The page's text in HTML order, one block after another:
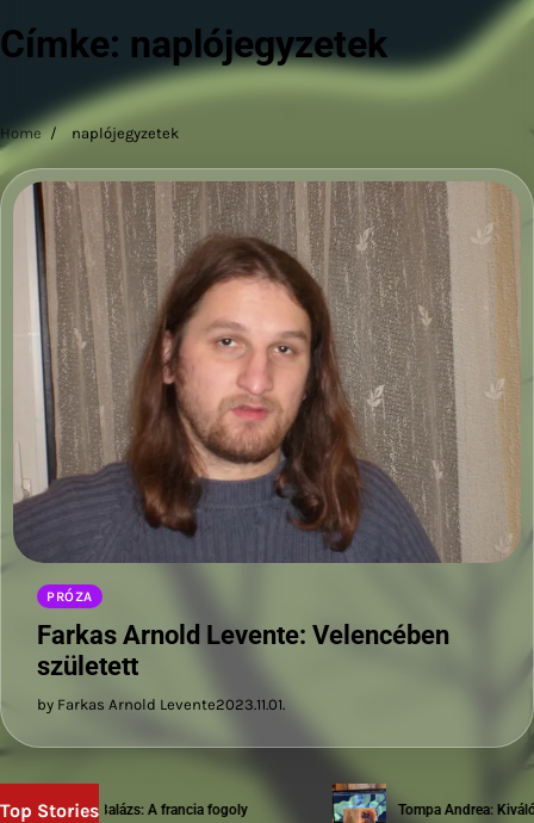
Címke: naplójegyzetek
Home naplójegyzetek
PRÓZA
Farkas Arnold Levente: Velencében
született
by Farkas Arnold Levente2023.11.01.
Top Stories
Sziwery Balázs: A francia fogoly Tompa Andrea: Kiváló